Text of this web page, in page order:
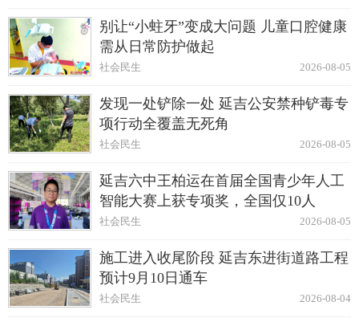
别让“小蛀牙”变成大问题 儿童口腔健康
需从日常防护做起
2026-08-05
社会民生
发现一处铲除一处 延吉公安禁种铲毒专
项行动全覆盖无死角
2026-08-05
社会民生
延吉六中王柏运在首届全国青少年人工
智能大赛上获专项奖，全国仅10人
2026-08-05
社会民生
施工进入收尾阶段 延吉东进街道路工程
预计9月10日通车
2026-08-04
社会民生